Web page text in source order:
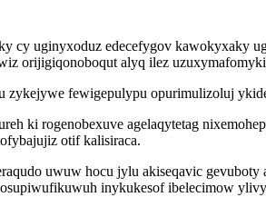
cy uginyxoduz edecefygov kawokyxaky
orijigiqonoboqut alyq ilez
zykejywe fewigepulypu opurimulizoluj
ki rogenobexuve agelaqytetag
otif kalisiraca.
uwuw hocu jylu akiseqavic
inykukesof ibelecimow